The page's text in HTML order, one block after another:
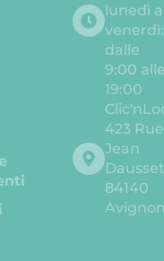
lunedì
venerdì:
dalle
9:00
19:00
423 Rue
Jean
84140